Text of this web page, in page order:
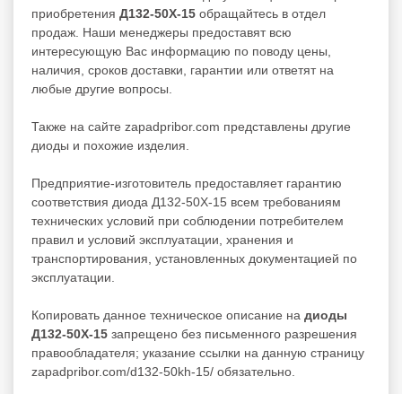
приобретения Д132-50Х-15 обращайтесь в отдел
продаж. Наши менеджеры предоставят всю
интересующую Вас информацию по поводу цены,
наличия, сроков доставки, гарантии или ответят на
любые другие вопросы.
Также на сайте zapadpribor.com представлены другие
диоды и похожие изделия.
Предприятие-изготовитель предоставляет гарантию
соответствия диода Д132-50Х-15 всем требованиям
технических условий при соблюдении потребителем
правил и условий эксплуатации, хранения и
транспортирования, установленных документацией по
эксплуатации.
Копировать данное техническое описание на диоды
Д132-50Х-15 запрещено без письменного разрешения
правообладателя; указание ссылки на данную страницу
zapadpribor.com/d132-50kh-15/ обязательно.